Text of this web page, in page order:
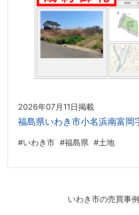
2026年07月11日掲載
福島県いわき市小名浜南富岡
#いわき市 #福島県 #土地
いわき市の売買事